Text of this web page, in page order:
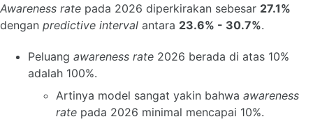
Awareness rate pada 2026 diperkirakan sebesar 27.1%
dengan predictive interval antara 23.6% - 30.7%.
Peluang awareness rate 2026 berada di atas 10%
adalah 100%.
Artinya model sangat yakin bahwa awareness
rate pada 2026 minimal mencapai 10%.